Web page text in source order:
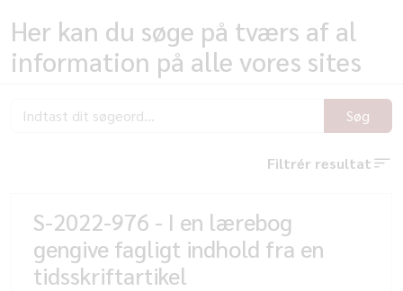
Her kan du søge på tværs af al
information på alle vores sites
Søg
Filtrér resultat
S-2022-976 - I en lærebog
gengive fagligt indhold fra en
tidsskriftartikel